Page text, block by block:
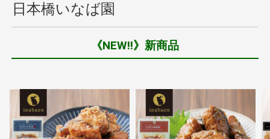
日本橋いなば園
《NEW!!》新商品